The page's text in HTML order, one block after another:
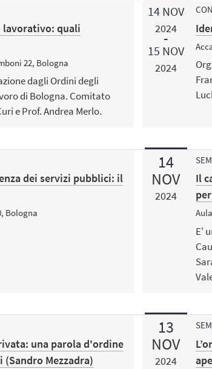
quali
22, Bologna
dagli Ordini degli
di Bologna. Comitato
e Prof. Andrea Merlo.
14 NOV
2024
15 NOV
2024
dei servizi pubblici: il
Bologna
14
NOV
2024
Il
E'
una parola d'ordine
Mezzadra)
13
NOV
2024